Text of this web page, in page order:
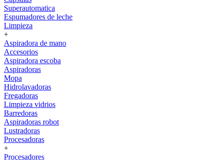
Superautomatica
Espumadores de leche
Limpieza
+
Aspiradora de mano
Accesorios
Aspiradora escoba
Aspiradoras
Mopa
Hidrolavadoras
Fregadoras
Limpieza vidrios
Barredoras
Aspiradoras robot
Lustradoras
Procesadoras
+
Procesadores